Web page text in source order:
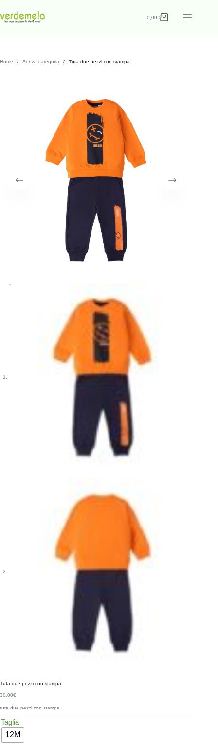
0,00€
Home / Senza categoria / Tuta due pezzi con stampa
Tuta due pezzi con stampa
30,00€
tuta due pezzi con stampa
Taglia
12M